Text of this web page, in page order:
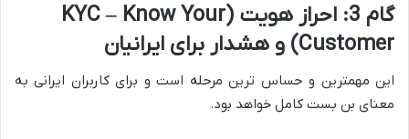
گام 3: احراز هویت (KYC – Know Your
Customer) و هشدار برای ایرانیان
این مهمترین و حساس ترین مرحله است و برای کاربران ایرانی به
معنای بن بست کامل خواهد بود.